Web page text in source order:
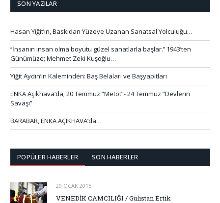
SON YAZILAR
Hasan Yiğit’in, Baskıdan Yüzeye Uzanan Sanatsal Yolculuğu…
‘’İnsanın insan olma boyutu güzel sanatlarla başlar.’’ 1943’ten
Günümüze; Mehmet Zeki Kuşoğlu…
Yiğit Aydın’ın Kaleminden: Baş Belaları ve Başyapıtları
ENKA Açıkhava’da; 20 Temmuz “Metot”- 24 Temmuz “Devlerin
Savaşı”
BARABAR, ENKA AÇIKHAVA’da…
POPÜLER HABERLER SON HABERLER
29 OCAK 2015
VENEDİK CAMCILIĞI / Gülistan Ertik